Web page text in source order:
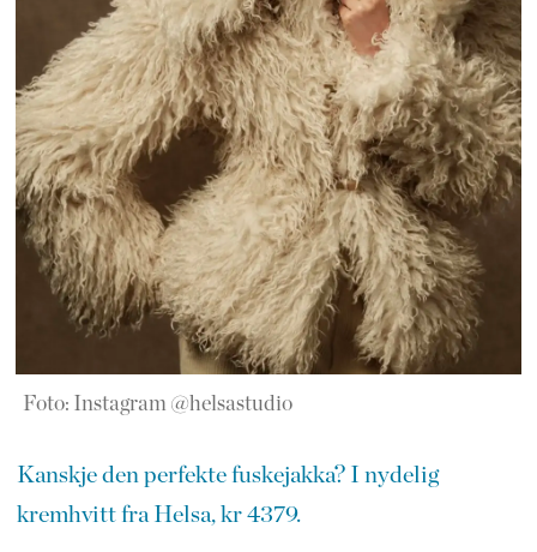
Foto: Instagram @helsastudio
Kanskje den perfekte fuskejakka? I nydelig
kremhvitt fra Helsa, kr 4379.